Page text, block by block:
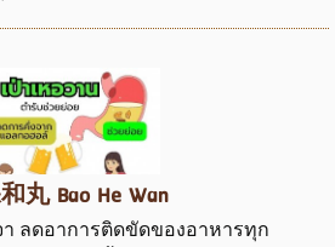
丸 Bao He Wan
ลดอาการติดขัดของอาหารทุก